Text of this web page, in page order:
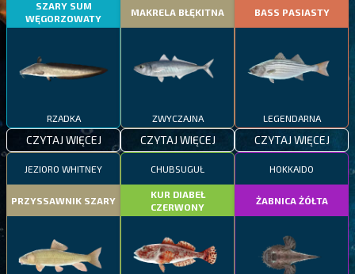
SZARY SUM
WĘGORZOWATY
RZADKA
CZYTAJ WIĘCEJ
MAKRELA BŁĘKITNA
ZWYCZAJNA
CZYTAJ WIĘCEJ
BASS PASIASTY
LEGENDARNA
CZYTAJ WIĘCEJ
JEZIORO WHITNEY
PRZYSSAWNIK SZARY
CHUBSUGUŁ
KUR DIABEŁ
CZERWONY
HOKKAIDO
ŻABNICA ŻÓŁTA